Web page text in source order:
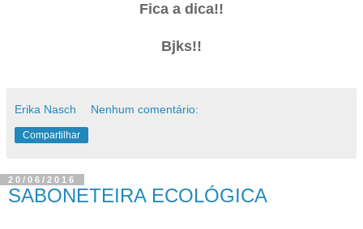
Fica a dica!!
Bjks!!
Erika Nasch Nenhum comentário:
Compartilhar
20/06/2016
SABONETEIRA ECOLÓGICA